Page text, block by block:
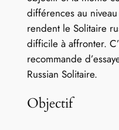
différences au
rendent le Solitaire
difficile à affronter.
recommande
Russian Solitaire.
Objectif